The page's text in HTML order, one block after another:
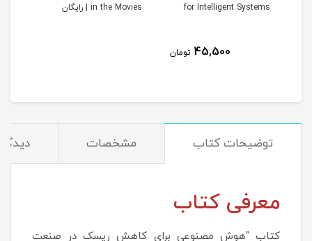
for Intelligent Systems
45,500 تومان
in the Movies | رایگان
توضیحات کتاب مشخصات
معرفی کتاب
کتاب "هوش مصنوعی برای کاهش ریسک در صنعت